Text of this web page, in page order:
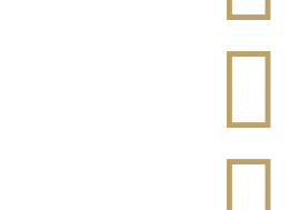

